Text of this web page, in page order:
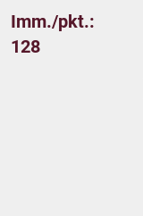
Imm./pkt.:
128